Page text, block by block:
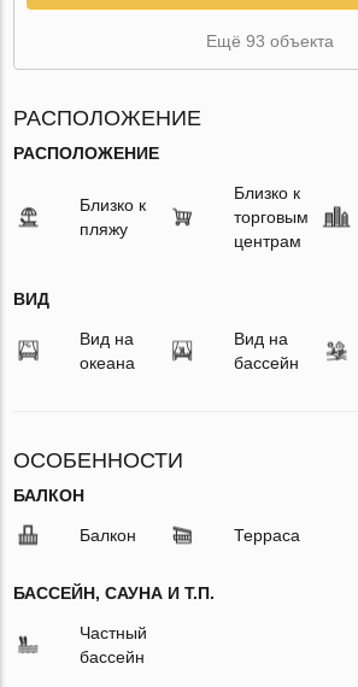
Ещё 93 объекта
РАСПОЛОЖЕНИЕ
РАСПОЛОЖЕНИЕ
Близко к
пляжу
Близко к
торговым
центрам
ВИД
Вид на
океана
Вид на
бассейн
ОСОБЕННОСТИ
БАЛКОН
Балкон Терраса
БАССЕЙН, САУНА И Т.П.
Частный
бассейн